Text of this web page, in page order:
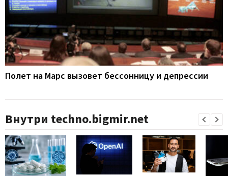
Полет на Марс вызовет бессонницу и депрессии
Внутри techno.bigmir.net